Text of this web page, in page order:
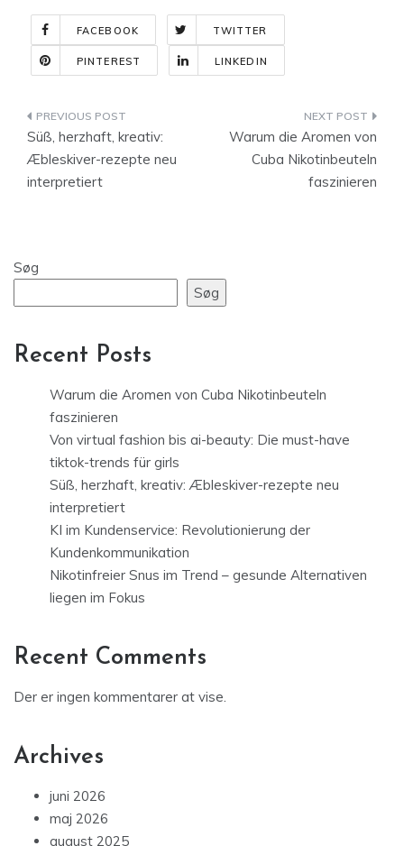
FACEBOOK TWITTER
PINTEREST LINKEDIN
Indlægsnavigation
Süß, herzhaft, kreativ:
Æbleskiver-rezepte neu
interpretiert
Warum die Aromen von
Cuba Nikotinbeuteln
faszinieren
Søg
Søg
Recent Posts
Warum die Aromen von Cuba Nikotinbeuteln
faszinieren
Von virtual fashion bis ai-beauty: Die must-have
tiktok-trends für girls
Süß, herzhaft, kreativ: Æbleskiver-rezepte neu
interpretiert
KI im Kundenservice: Revolutionierung der
Kundenkommunikation
Nikotinfreier Snus im Trend – gesunde Alternativen
liegen im Fokus
Recent Comments
Der er ingen kommentarer at vise.
Archives
juni 2026
maj 2026
august 2025